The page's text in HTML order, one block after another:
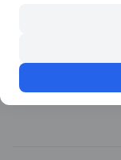
Besök